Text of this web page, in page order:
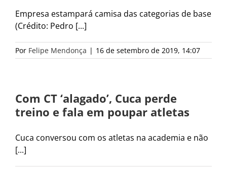
Empresa estampará camisa das categorias de base
(Crédito: Pedro [...]
Por Felipe Mendonça | 16 de setembro de 2019, 14:07
Com CT ‘alagado’, Cuca perde
treino e fala em poupar atletas
Cuca conversou com os atletas na academia e não
[...]